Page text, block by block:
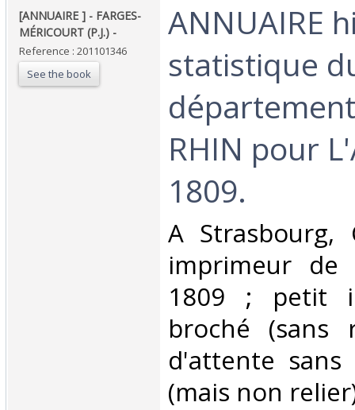
‎[ANNUAIRE ] - FARGES-
MÉRICOURT (P.J.) - ‎
Reference : 201101346
See the book
‎ANNUAIRE
statistique
RHIN pour
1809. ‎
‎A Strasbourg,
imprimeur de
1809 ; petit
broché (sans
d'attente
(mais non